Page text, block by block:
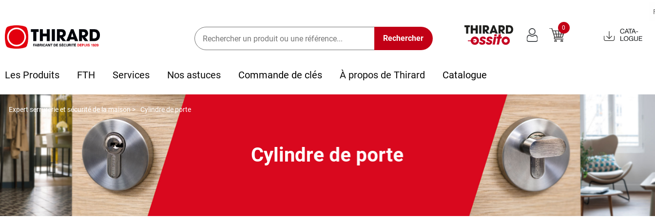
0
Catalogue
2022
Les Produits FTH Services Nos astuces Commande de clés À propos de Thirard Catalogue
Expert serrurerie et sécurité de la maison > Cylindre de porte
Cylindre de porte